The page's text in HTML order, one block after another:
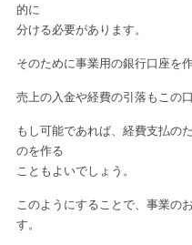
的に
分ける必要があります。
そのために事業用の銀行口座を
売上の入金や経費の引落もこの
もし可能であれば、経費支払の
のを作る
こともよいでしょう。
このようにすることで、事業の
す。